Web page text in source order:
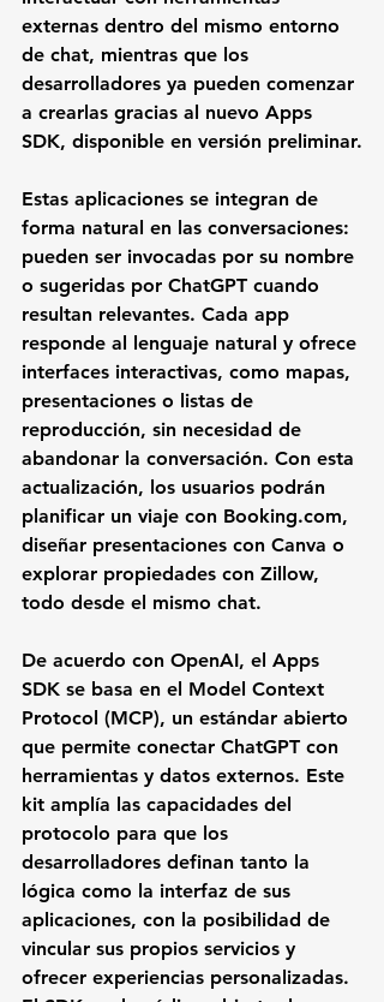
externas dentro del mismo entorno
de chat, mientras que los
desarrolladores ya pueden comenzar
a crearlas gracias al nuevo Apps
SDK, disponible en versión preliminar.
Estas aplicaciones se integran de
forma natural en las conversaciones:
pueden ser invocadas por su nombre
o sugeridas por ChatGPT cuando
resultan relevantes. Cada app
responde al lenguaje natural y ofrece
interfaces interactivas, como mapas,
presentaciones o listas de
reproducción, sin necesidad de
abandonar la conversación. Con esta
actualización, los usuarios podrán
planificar un viaje con Booking.com,
diseñar presentaciones con Canva o
explorar propiedades con Zillow,
todo desde el mismo chat.
De acuerdo con OpenAI, el Apps
SDK se basa en el Model Context
Protocol (MCP), un estándar abierto
que permite conectar ChatGPT con
herramientas y datos externos. Este
kit amplía las capacidades del
protocolo para que los
desarrolladores definan tanto la
lógica como la interfaz de sus
aplicaciones, con la posibilidad de
vincular sus propios servicios y
ofrecer experiencias personalizadas.